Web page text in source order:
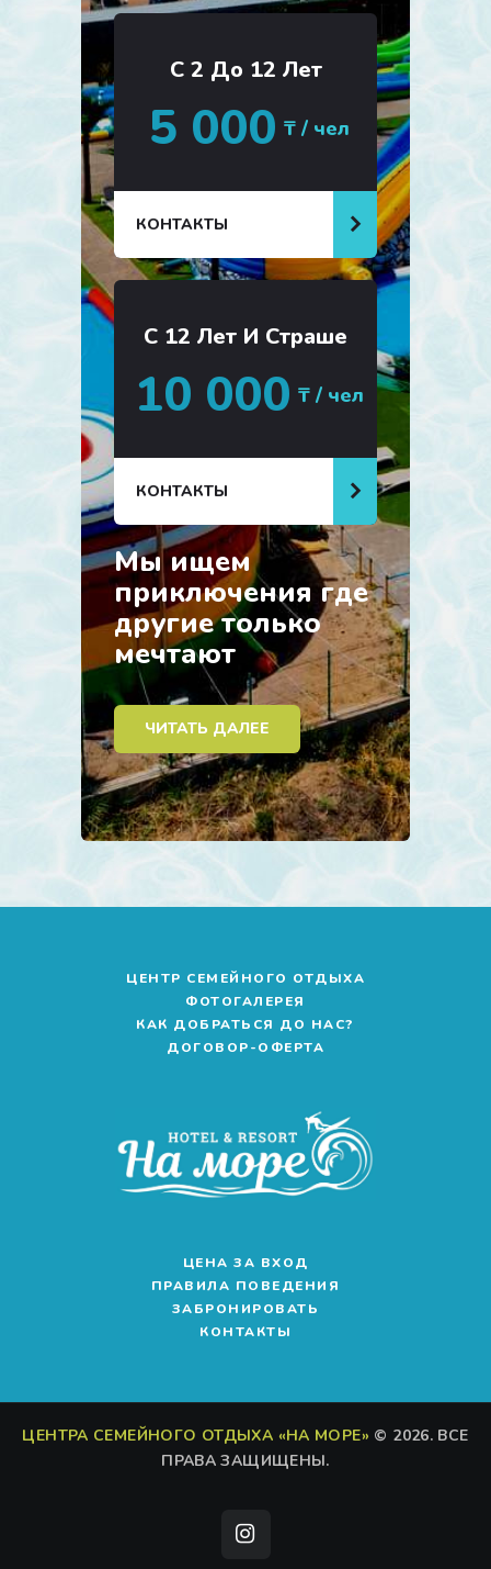
С 2 До 12 Лет
5 000 ₸ / чел
КОНТАКТЫ
С 12 Лет И Страше
10 000 ₸ / чел
КОНТАКТЫ
Мы ищем
приключениягде
другиетолько
мечтают
ЧИТАТЬ ДАЛЕЕ
ЦЕНТР СЕМЕЙНОГО ОТДЫХА
ФОТОГАЛЕРЕЯ
КАК ДОБРАТЬСЯ ДО НАС?
ДОГОВОР-ОФЕРТА
ЦЕНА ЗА ВХОД
ПРАВИЛА ПОВЕДЕНИЯ
ЗАБРОНИРОВАТЬ
КОНТАКТЫ
ЦЕНТРА СЕМЕЙНОГО ОТДЫХА «НА МОРЕ» © 2026. ВСЕ
ПРАВА ЗАЩИЩЕНЫ.